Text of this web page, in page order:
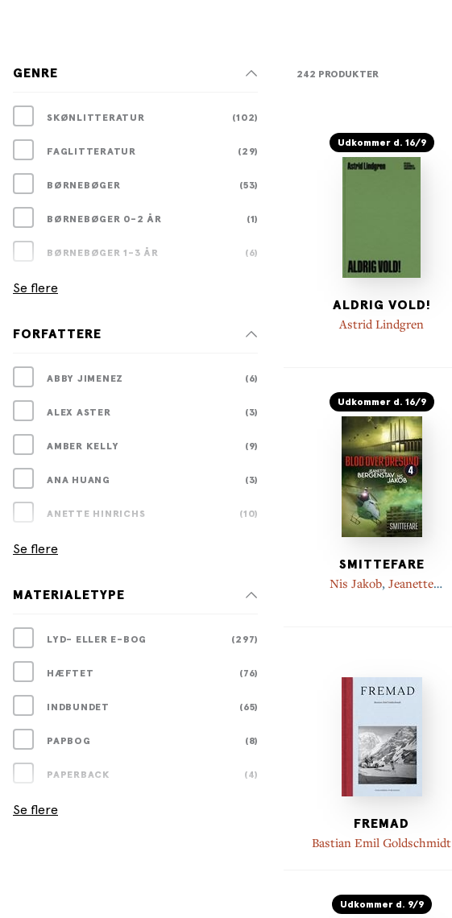
GENRE
SKØNLITTERATUR (102)
FAGLITTERATUR (29)
BØRNEBØGER (53)
BØRNEBØGER 0-2 ÅR (1)
BØRNEBØGER 1-3 ÅR (6)
Se flere
FORFATTERE
ABBY JIMENEZ (6)
ALEX ASTER (3)
AMBER KELLY (9)
ANA HUANG (3)
ANETTE HINRICHS (10)
Se flere
MATERIALETYPE
LYD- ELLER E-BOG (297)
HÆFTET (76)
INDBUNDET (65)
PAPBOG (8)
PAPERBACK (4)
Se flere
242 PRODUKTER
Udkommer d. 16/9
ALDRIG VOLD!
Astrid Lindgren
Udkommer d. 16/9
SMITTEFARE
Nis Jakob, Jeanette
FREMAD
Bastian Emil Goldschmidt
Udkommer d. 9/9